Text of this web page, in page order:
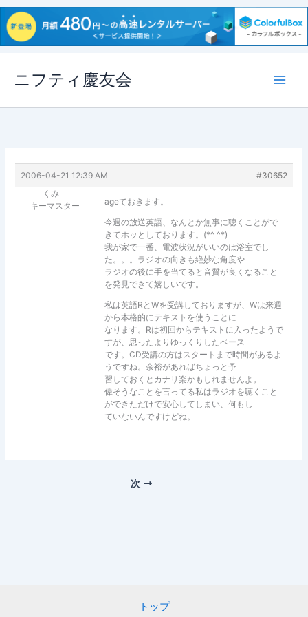
ス
ニフティ慶友会
2006-04-21 12:39 AM
#30652
くみ
キーマスター
ageておきます。
今週の放送英語、なんとか無事に聴くことがで
きてホッとしております。(*^_^*)
我が家で一番、電波状況がいいのは浴室でし
た。。。ラジオの向きも絶妙な角度や
ラジオの後に手を当てると音質が良くなること
を発見できて嬉しいです。
私は英語RとWを受講しておりますが、Wは来週
から本格的にテキストを使うことに
なります。Rは初回からテキストに入ったようで
すが、思ったよりゆっくりしたペース
です。CD受講の方はスタートまで時間があるよ
うですね。余裕があればちょっと予
習しておくとカナリ楽かもしれませんよ。
偉そうなことを言ってる私はラジオを聴くこと
ができただけで安心してしまい、何もし
ていないんですけどね。
次
トップ